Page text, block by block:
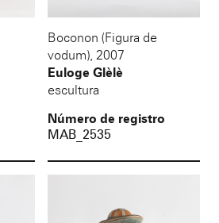
Boconon (Figura de
vodum), 2007
Euloge Glèlè
escultura
Número de registro
MAB_2535